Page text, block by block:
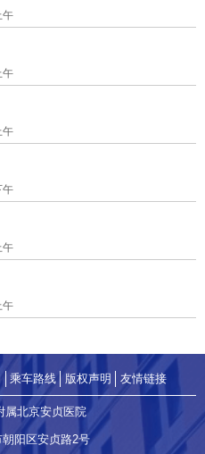
午
午
午
午
午
午
乘车路线 版权声明 友情链接
属北京安贞医院
朝阳区安贞路2号